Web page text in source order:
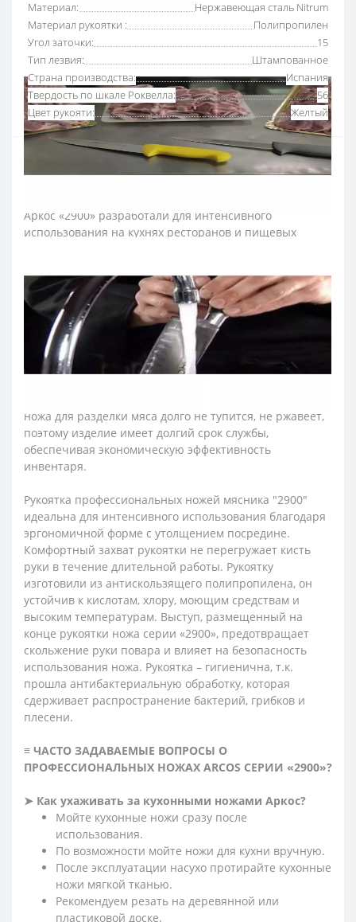
Материал:
Нержавеющая сталь Nitrum
Материал рукоятки :
Полипропилен
Угол заточки:
15
Тип лезвия:
Штампованное
Страна производства:
Испания
Твердость по шкале Роквелла:
56
Цвет рукояти:
Желтый
Нож обвалочный 140 мм «2900» Аркос с рукояткой
Аркос «2900» разработали для интенсивного
использования на кухнях ресторанов и пищевых
придерживаются принципов HACCP. Для этих целей
рукоятки ножей имеют цветовую кодировку по
назначению.
Лезвие ножа для мяса изготовили из эксклюзивной
нержавеющей стали NITRUM, которая имеет
ножа для разделки мяса долго не тупится, не ржавеет,
поэтому изделие имеет долгий срок службы,
обеспечивая экономическую эффективность
инвентаря.
Рукоятка профессиональных ножей мясника "2900"
идеальна для интенсивного использования благодаря
эргономичной форме с утолщением посредине.
Комфортный захват рукоятки не перегружает кисть
руки в течение длительной работы. Рукоятку
изготовили из антискользящего полипропилена, он
устойчив к кислотам, хлору, моющим средствам и
высоким температурам. Выступ, размещенный на
конце рукоятки ножа серии «2900», предотвращает
скольжение руки повара и влияет на безопасность
использования ножа. Рукоятка – гигиенична, т.к.
прошла антибактериальную обработку, которая
сдерживает распространение бактерий, грибков и
плесени.
≡ ЧАСТО ЗАДАВАЕМЫЕ ВОПРОСЫ О
ПРОФЕССИОНАЛЬНЫХ НОЖАХ ARCOS СЕРИИ «2900»?
➤ Как ухаживать за кухонными ножами Аркос?
Мойте кухонные ножи сразу после
использования.
По возможности мойте ножи для кухни вручную.
После эксплуатации насухо протирайте кухонные
ножи мягкой тканью.
Рекомендуем резать на деревянной или
пластиковой доске.